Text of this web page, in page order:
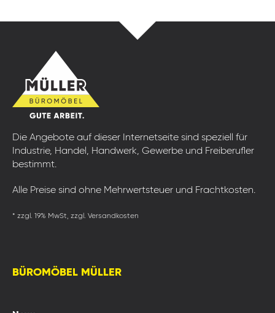
Die Angebote auf dieser Internetseite sind speziell für
Industrie, Handel, Handwerk, Gewerbe und Freiberufler
bestimmt.
Alle Preise sind ohne Mehrwertsteuer und Frachtkosten.
* zzgl. 19% MwSt, zzgl. Versandkosten
BÜROMÖBEL MÜLLER